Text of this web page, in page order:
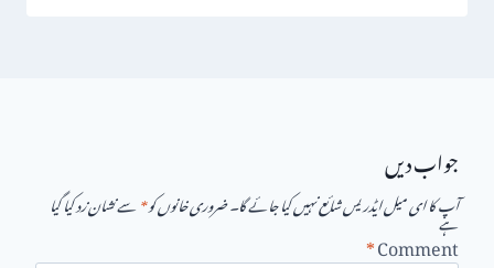
جواب دیں
آپ کا ای میل ایڈریس شائع نہیں کیا جائے گا۔ضروری خانوں کو*سے نشان زد کیا گیا ہے
Comment
*